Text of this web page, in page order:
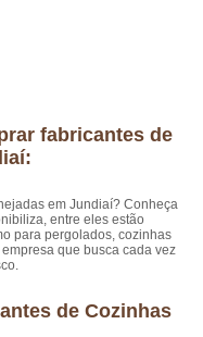
fabricantes de
em Jundiaí? Conheça
entre eles estão
para pergolados, cozinhas
que busca cada vez
de Cozinhas